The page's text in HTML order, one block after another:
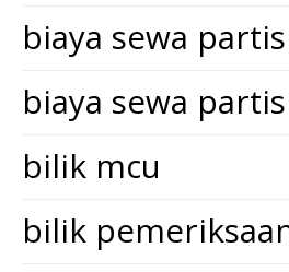
biaya sewa
biaya sewa
bilik mcu
bilik